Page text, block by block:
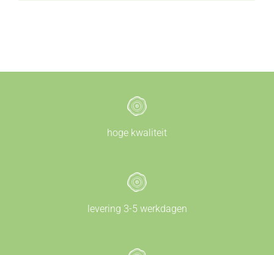
hoge kwaliteit
levering 3-5 werkdagen